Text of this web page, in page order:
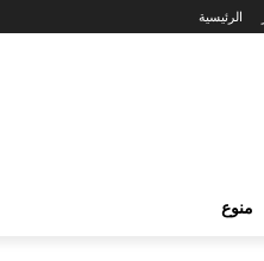
الرئيسية
منوع